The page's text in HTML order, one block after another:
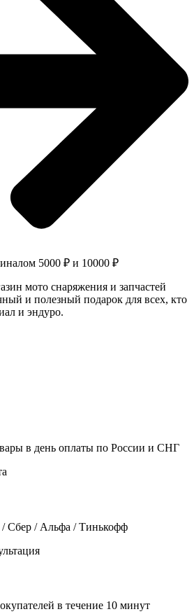
5000 ₽ и 10000 ₽
мото снаряжения и запчастей
и полезный подарок для всех, кто
и эндуро.
в день оплаты по России и СНГ
Сбер / Альфа / Тинькофф
в течение 10 минут